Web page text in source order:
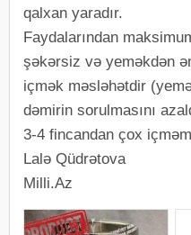
qalxan yaradır.
Faydalarından
şəkərsiz və yeməkdən
içmək məsləhətdir
dəmirin sorulmasını
3-4 fincandan çox
Lalə Qüdrətova
Milli.Az